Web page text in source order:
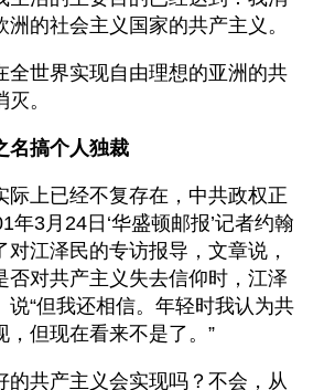
洲的社会主义国家的共产主义。
全世界实现自由理想的亚洲的共
灭。
名搞个人独裁
际上已经不复存在，中共政权正
年3月24日‘华盛顿邮报’记者约翰
江泽民的专访报导，文章说，
否对共产主义失去信仰时，江泽
说“但我还相信。年轻时我认为共
，但现在看来不是了。”
的共产主义会实现吗？不会，从